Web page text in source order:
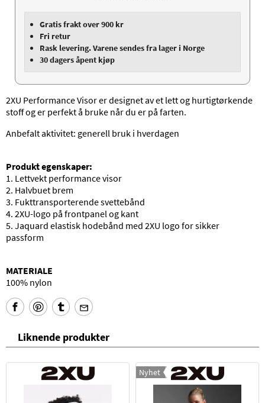
Gratis frakt over 900 kr
Fri retur
Rask levering. Varene sendes fra lager i Norge
30 dagers åpent kjøp
2XU Performance Visor er designet av et lett og hurtigtørkende
stoff og er perfekt å bruke når du er på farten.
Anbefalt aktivitet: generell bruk i hverdagen
Produkt egenskaper:
1. Lettvekt performance visor
2. Halvbuet brem
3. Fukttransporterende svettebånd
4. 2XU-logo på frontpanel og kant
5. Jaquard elastisk hodebånd med 2XU logo for sikker
passform
MATERIALE
100% nylon
Liknende produkter
Nyhet